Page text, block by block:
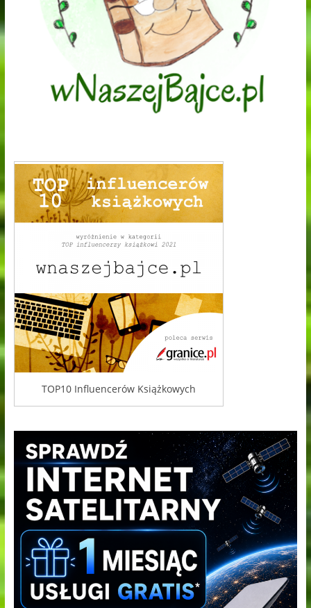
TOP10 Influencerów Książkowych